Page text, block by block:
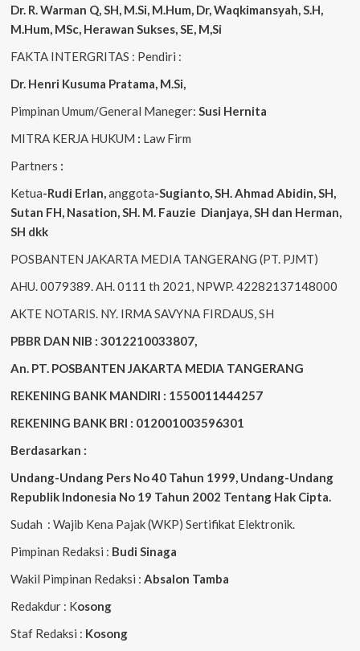
Dr. R. Warman Q, SH, M.Si, M.Hum Dr, Waqkimansyah, S.H,
M.Hum, MSc, Herawan Sukses, SE, M,Si
FAKTA INTERGRITAS : Pendiri :
Dr. Henri Kusuma Pratama, M.Si
Pimpinan Umum/General Maneger: Susi Hernita
MITRA KERJA HUKUM : Law Firm
Partners :
Ketua-Rudi Erlan anggota-Sugianto, SH. Ahmad Abidin , SH,
Sutan FH, Nasation , SH. M. Fauzie Dianjaya , SH dan Herman,
SH dkk
POSBANTEN JAKARTA MEDIA TANGERANG (PT. PJMT)
AHU. 0079389. AH. 0111 th 2021, NPWP. 42282137148000
AKTE NOTARIS. NY. IRMA SAVYNA FIRDAUS, SH
PBBR DAN NIB : 3012210033807,
An. PT. POSBANTEN JAKARTA MEDIA TANGERANG
REKENING BANK MANDIRI : 1550011444257
REKENING BANK BRI : 012001003596301
Berdasarkan :
Undang-Undang Pers No 40 Tahun 1999, Undang-Undang
Republik Indonesia No 19 Tahun 2002 Tentang Hak Cipta
Sudah : Wajib Kena Pajak (WKP) Sertifikat Elektronik.
Pimpinan Redaksi : Budi Sinaga
Wakil Pimpinan Redaksi : Absalon Tamba
Redakdur : Kosong
Staf Redaksi : Kosong